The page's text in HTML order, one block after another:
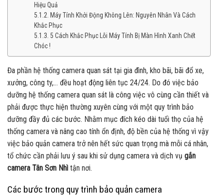
Hiệu Quả
Máy Tính Khởi Động Không Lên: Nguyên Nhân Và Cách
Khắc Phục
5 Cách Khắc Phục Lỗi Máy Tính Bị Màn Hình Xanh Chết
Chóc !
Đa phần hệ thống camera quan sát tại gia đình, kho bãi, bãi đổ xe,
xưởng, công ty,… đều hoạt động liên tục 24/24. Do đó việc bảo
dưỡng hệ thống camera quan sát là công việc vô cùng cần thiết và
phải được thực hiện thường xuyên cùng với một quy trình bảo
dưỡng đầy đủ các bước. Nhằm mục đích kéo dài tuổi thọ của hệ
thống camera và nâng cao tính ổn định, độ bền của hệ thống vì vậy
việc bảo quản camera trở nên hết sức quan trọng mà mỗi cá nhân,
tổ chức cần phải lưu ý sau khi sử dụng camera và dịch vụ gắn
camera Tân Sơn Nhì tận nơi.
Các bước trong quy trình bảo quản camera